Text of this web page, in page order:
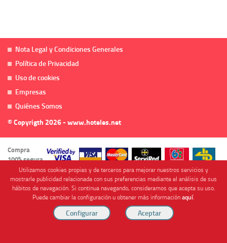
Nota Legal y Condiciones Generales
Política de Privacidad
Uso de cookies
Empresas
Quiénes Somos
© Copyrigth 2026 - www.hoteles.net
Compra
100% segura
Cofinanciado por
Utilizamos cookies propias y de terceros para mejorar nuestros servicios y
mostrarle publicidad relacionada con sus preferencias mediante el análisis de sus
hábitos de navegación. Si continua navegando, consideramos que acepta su uso.
Puede cambiar la configuración u obtener más informaciónaquí.